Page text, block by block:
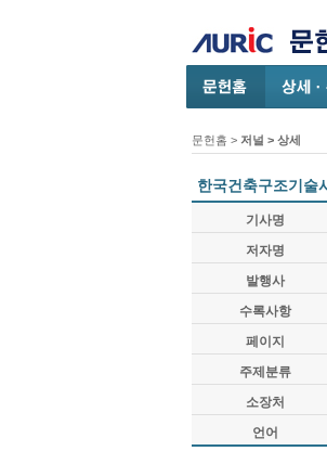
문헌홈 > 저널 > 상세
한국건축구조기술
기사명
저자명
발행사
수록사항
페이지
주제분류
소장처
언어